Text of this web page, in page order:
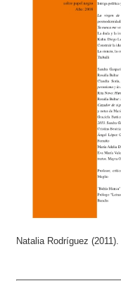
Natalia Rodríguez (2011).